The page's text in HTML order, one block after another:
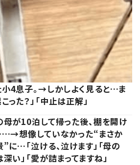
4息子。→しかしよく見ると…ま
った？」「中止は正解」
母が10泊して帰った後、棚を開け
想像していなかった“まさか
に…「泣ける、泣けます」「母の
い」「愛が詰まってますね」